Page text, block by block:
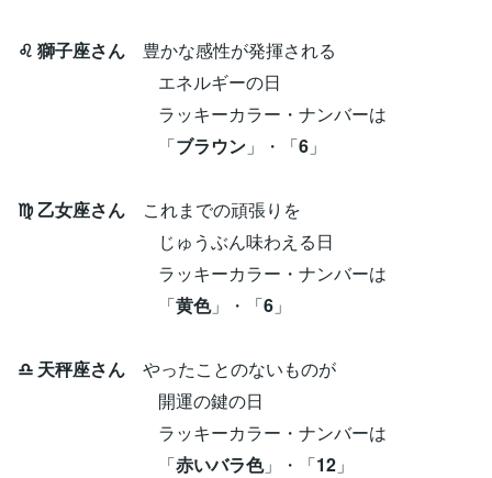
♌ 獅子座さん 豊かな感性が発揮される
エネルギーの日
ラッキーカラー・ナンバーは
「ブラウン 」・「6 」
♍ 乙女座さん これまでの頑張りを
じゅうぶん味わえる日
ラッキーカラー・ナンバーは
「黄色」・「6 」
♎ 天秤座さん やったことのないものが
開運の鍵の日
ラッキーカラー・ナンバーは
「赤いバラ色」・「12 」